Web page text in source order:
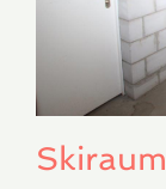
Skiraum